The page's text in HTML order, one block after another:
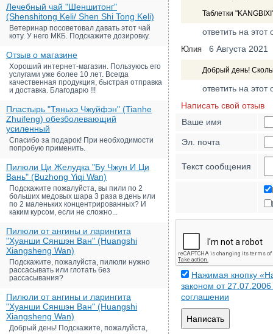
Лечебный чай "Шеншитонг"
(Shenshitong Keli/ Shen Shi Tong Keli)
Ветеринар посоветовал давать этот чай
коту. У него МКБ. Подскажите дозировку.
Отзыв о магазине
Хороший интернет-магазин. Пользуюсь его
услугами уже более 10 лет. Всегда
качественная продукция, быстрая отправка
и доставка. Благодарю !!!
Пластырь "Тяньхэ Чжуйфэн" (Tianhe
Zhuifeng) обезболевающий
усиленный
Спасибо за подарок! При необходимости
попробую применить.
Пилюли Ци Желудка "Бу Чжун И Ци
Вань" (Buzhong Yiqi Wan)
Подскажите пожалуйста, вы пили по 2
больших медовых шара 3 раза в день или
по 2 маленьких концентрированных? И
каким курсом, если не сложно...
Пилюли от ангины и ларингита
"Хуанши Сяншэн Ван" (Huangshi
Xiangsheng Wan)
Подскажите, пожалуйста, пилюли нужно
рассасывать или глотать без
рассасывания?
Пилюли от ангины и ларингита
"Хуанши Сяншэн Ван" (Huangshi
Xiangsheng Wan)
Добрый день! Подскажите, пожалуйста,
Таблетки
ответить на этот
Юлия 6 Августа 2021
Добрый день!
ответить на этот
Написать свой отзыв
Ваше имя
Эл. почта
Текст сообщения
Нажимая кнопку
законом от
соглашении
Написать